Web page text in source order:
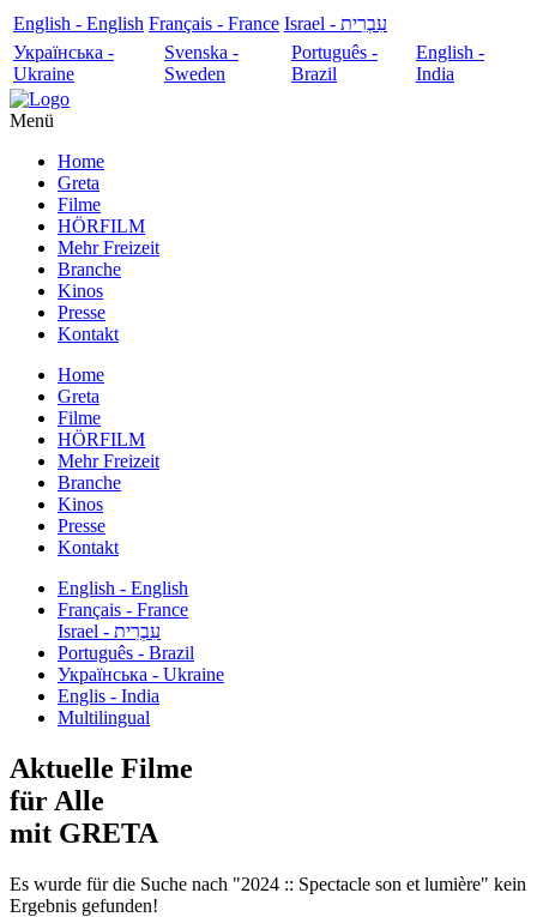
English - English Français - France
עִבְרִית - Israel
Українська -
Ukraine
Svenska -
Sweden
Português -
Brazil
English -
India
Menü
Home
Greta
Filme
HÖRFILM
Mehr Freizeit
Branche
Kinos
Presse
Kontakt
Home
Greta
Filme
HÖRFILM
Mehr Freizeit
Branche
Kinos
Presse
Kontakt
English - English
Français - France
עִבְרִית - Israel
Português - Brazil
Українська - Ukraine
Englis - India
Multilingual
Aktuelle Filme
für Alle
mit GRETA
Es wurde für die Suche nach "2024 :: Spectacle son et lumière" kein
Ergebnis gefunden!